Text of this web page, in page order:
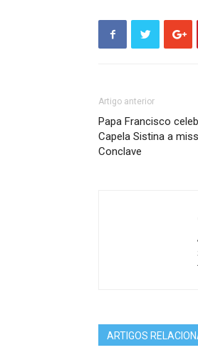
Artigo anterior
Papa Francisco
Capela Sistina a
Conclave
ARTIGOS